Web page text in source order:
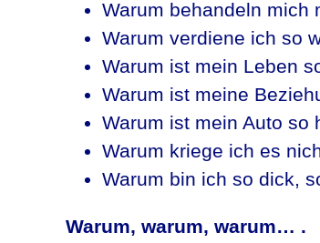
Warum behandeln mich
Warum verdiene ich so
Warum ist mein Leben
Warum ist meine
Warum ist mein Auto so
Warum kriege ich es
Warum bin ich so dick,
Warum, warum, warum… .